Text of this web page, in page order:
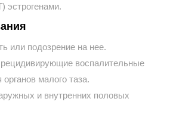
эстрогенами.
или подозрение на нее.
воспалительные
малого таза.
и внутренних половых